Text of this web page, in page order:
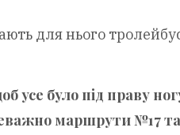
для нього
усе було під праву
маршрути №17